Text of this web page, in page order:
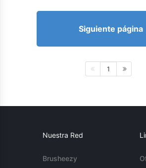
Siguiente página
1
Nuestra Red
Brusheezy